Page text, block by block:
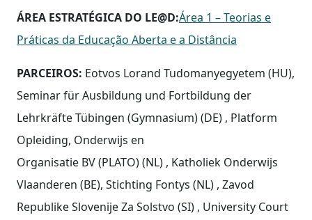
ÁREA ESTRATÉGICA DO LE@D:Área 1 – Teorias e
Práticas da Educação Aberta e a Distância
PARCEIROS: Eotvos Lorand Tudomanyegyetem (HU),
Seminar für Ausbildung und Fortbildung der
Lehrkräfte Tübingen (Gymnasium) (DE) , Platform
Opleiding, Onderwijs en
Organisatie BV (PLATO) (NL) , Katholiek Onderwijs
Vlaanderen (BE), Stichting Fontys (NL) , Zavod
Republike Slovenije Za Solstvo (SI) , University Court